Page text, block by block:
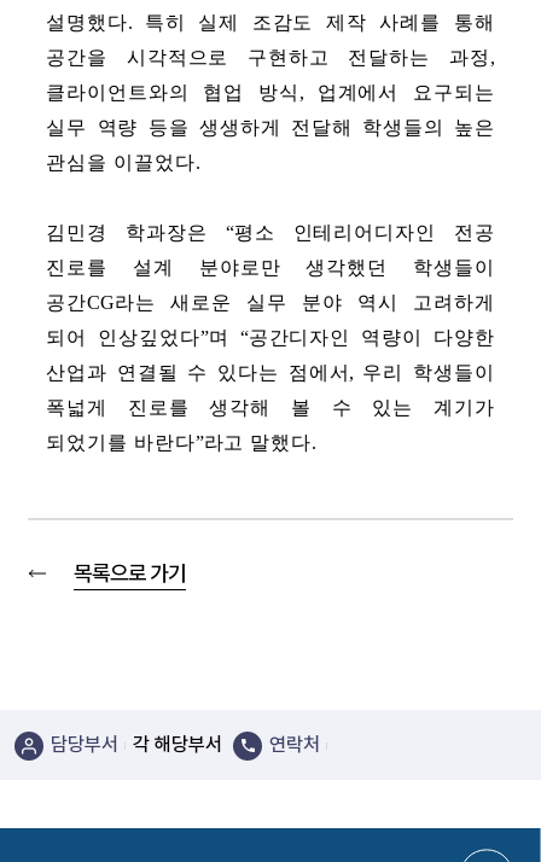
설명했다. 특히 실제 조감도 제작 사례를 통해
공간을 시각적으로 구현하고 전달하는 과정 ,
클라이언트와의 협업 방식 , 업계에서 요구되는
실무 역량 등을 생생하게 전달해 학생들의 높은
관심을 이끌었다.
김민경 학과장은 “평소 인테리어디자인 전공
진로를 설계 분야로만 생각했던 학생들이
공간CG라는 새로운 실무 분야 역시 고려하게
되어 인상깊었다”며 “공간디자인 역량이 다양한
산업과 연결될 수 있다는 점에서 , 우리 학생들이
폭넓게 진로를 생각해 볼 수 있는 계기가
되었기를 바란다”라고 말했다.
목록으로 가기
담당부서 각 해당부서 연락처